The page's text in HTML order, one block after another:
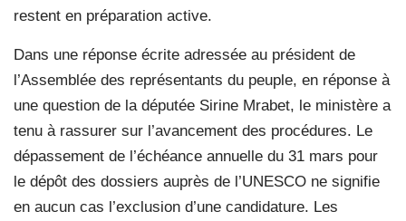
restent en préparation active.
Dans une réponse écrite adressée au président de
l’Assemblée des représentants du peuple, en réponse à
une question de la députée Sirine Mrabet, le ministère a
tenu à rassurer sur l’avancement des procédures. Le
dépassement de l’échéance annuelle du 31 mars pour
le dépôt des dossiers auprès de l’UNESCO ne signifie
en aucun cas l’exclusion d’une candidature. Les